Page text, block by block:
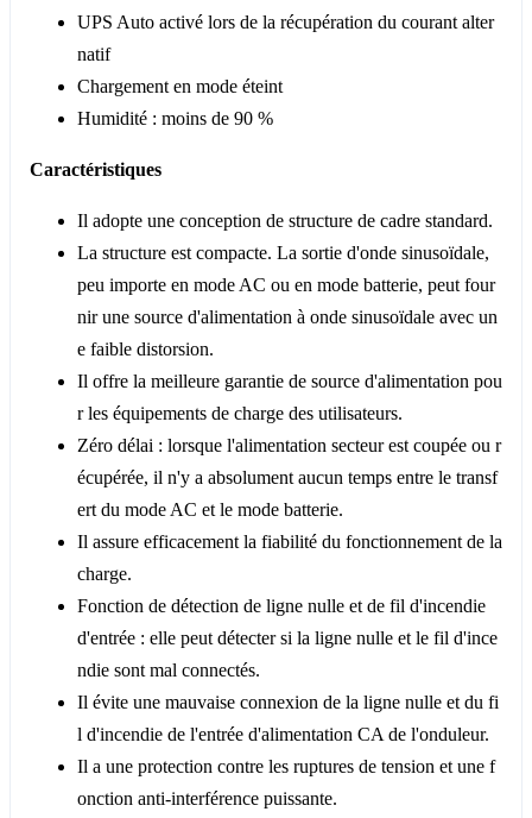
UPS Auto activé lors de la récupération du courant alter
natif
Chargement en mode éteint
Humidité : moins de 90 %
Caractéristiques
Il adopte une conception de structure de cadre standard.
La structure est compacte. La sortie d'onde sinusoïdale,
peu importe en mode AC ou en mode batterie, peut four
nir une source d'alimentation à onde sinusoïdale avec un
e faible distorsion.
Il offre la meilleure garantie de source d'alimentation pou
r les équipements de charge des utilisateurs.
Zéro délai : lorsque l'alimentation secteur est coupée ou r
écupérée, il n'y a absolument aucun temps entre le transf
ert du mode AC et le mode batterie.
Il assure efficacement la fiabilité du fonctionnement de la
charge.
Fonction de détection de ligne nulle et de fil d'incendie
d'entrée : elle peut détecter si la ligne nulle et le fil d'ince
ndie sont mal connectés.
Il évite une mauvaise connexion de la ligne nulle et du fi
l d'incendie de l'entrée d'alimentation CA de l'onduleur.
Il a une protection contre les ruptures de tension et une f
onction anti-interférence puissante.